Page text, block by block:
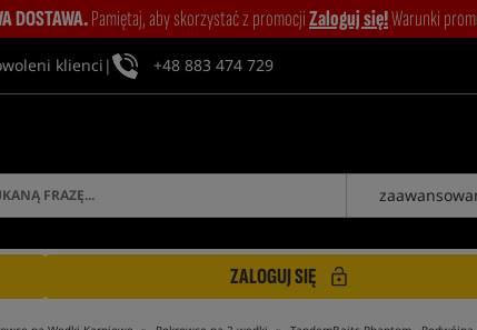
DOSTAWA.Pamiętaj, aby skorzystać z promocjiZaloguj się!Warunki
klienci | +48 883 474 729
ZALOGUJ SIĘ